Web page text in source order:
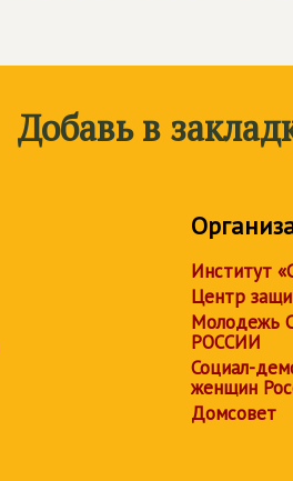
Добавь в
Институт
Центр
Молодежь
РОССИИ
Социал-
женщин
Домсовет